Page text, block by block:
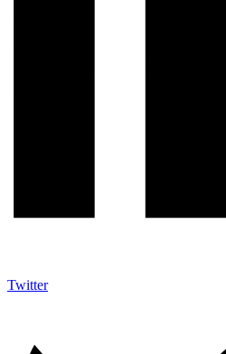
Twitter